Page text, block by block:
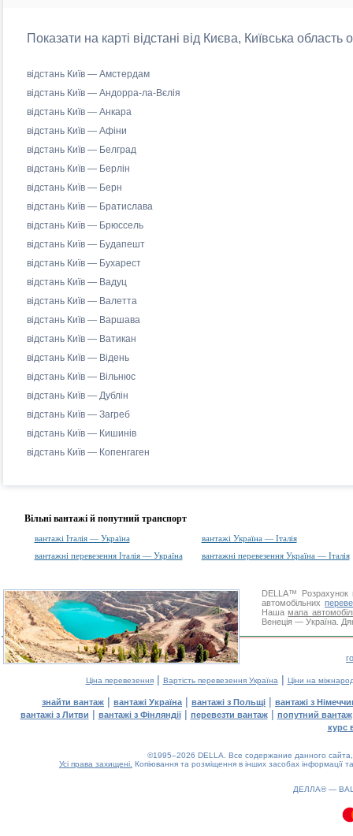
Показати на карті відстані від Києва, Київська
відстань Київ — Амстердам
відстань Київ — Андорра-ла-Вєлія
відстань Київ — Анкара
відстань Київ — Афіни
відстань Київ — Белград
відстань Київ — Берлін
відстань Київ — Берн
відстань Київ — Братислава
відстань Київ — Брюссель
відстань Київ — Будапешт
відстань Київ — Бухарест
відстань Київ — Вадуц
відстань Київ — Валетта
відстань Київ — Варшава
відстань Київ — Ватикан
відстань Київ — Відень
відстань Київ — Вільнюс
відстань Київ — Дублін
відстань Київ — Загреб
відстань Київ — Кишинів
відстань Київ — Копенгаген
Вільні вантажі й попутний транспорт
вантажі Італія — Україна
вантажі Україна — Італія
вантажні перевезення Італія — Україна
вантажні перевезення Україна — Італія
DELLA™
Розрахунок
автомобільних
Нашамапа
Венеція — Україна.
Ціна перевезення| Вартість перевезення Україна | Ціни на
знайти вантаж | вантажі Україна | вантажі з Польщі | вантажі з
вантажі з Литви | вантажі з Фінляндії| перевезти вантаж| попутний вантаж
курс
©1995–2026 DELLA. Все содержание данного
Усі права захищені. Копіювання та розміщення в інших засобах інформації
ДЕЛЛА® —